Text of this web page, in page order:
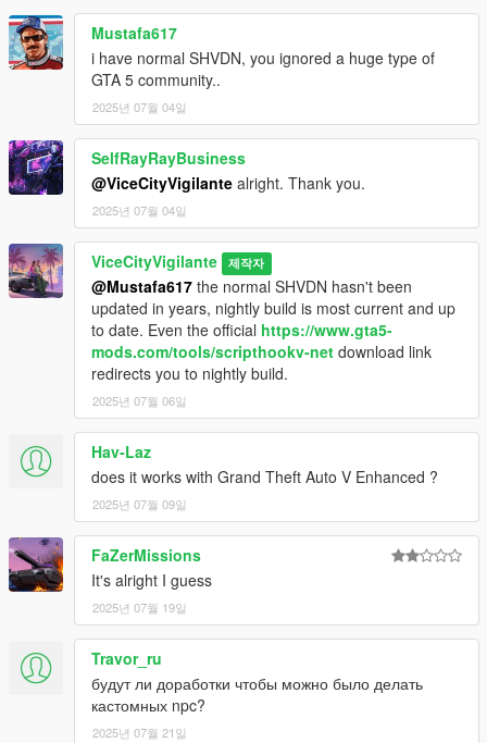
Mustafa617
i have normal SHVDN, you ignored a huge type of
GTA 5 community..
2025년 07월 04일
SelfRayRayBusiness
@ViceCityVigilante alright. Thank you.
2025년 07월 04일
ViceCityVigilante 제작자
@Mustafa617 the normal SHVDN hasn't been
updated in years, nightly build is most current and up
to date. Even the official https://www.gta5-
mods.com/tools/scripthookv-net download link
redirects you to nightly build.
2025년 07월 06일
Hav-Laz
does it works with Grand Theft Auto V Enhanced ?
2025년 07월 09일
FaZerMissions
It's alright I guess
2025년 07월 19일
Travor_ru
будут ли доработки чтобы можно было делать
кастомных npc?
2025년 07월 21일